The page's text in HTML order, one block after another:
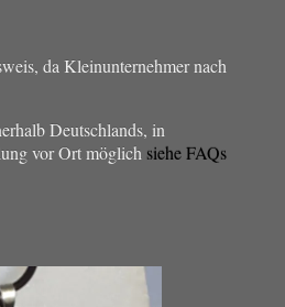
da Kleinunternehmer nach
Deutschlands, in
vor Ort möglich siehe FAQs